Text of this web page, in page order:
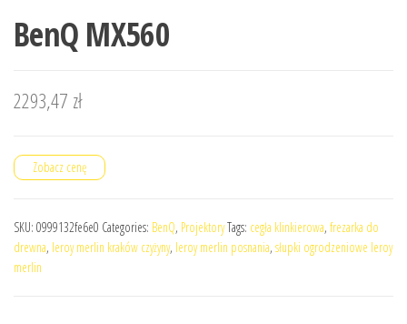
BenQ MX560
2293,47 zł
Zobacz cenę
SKU: 0999132fe6e0 Categories: BenQ, ProjektoryTags: cegła klinkierowa, frezarka do
drewna, leroy merlin kraków czyżyny, leroy merlin posnania, słupki ogrodzeniowe leroy
merlin